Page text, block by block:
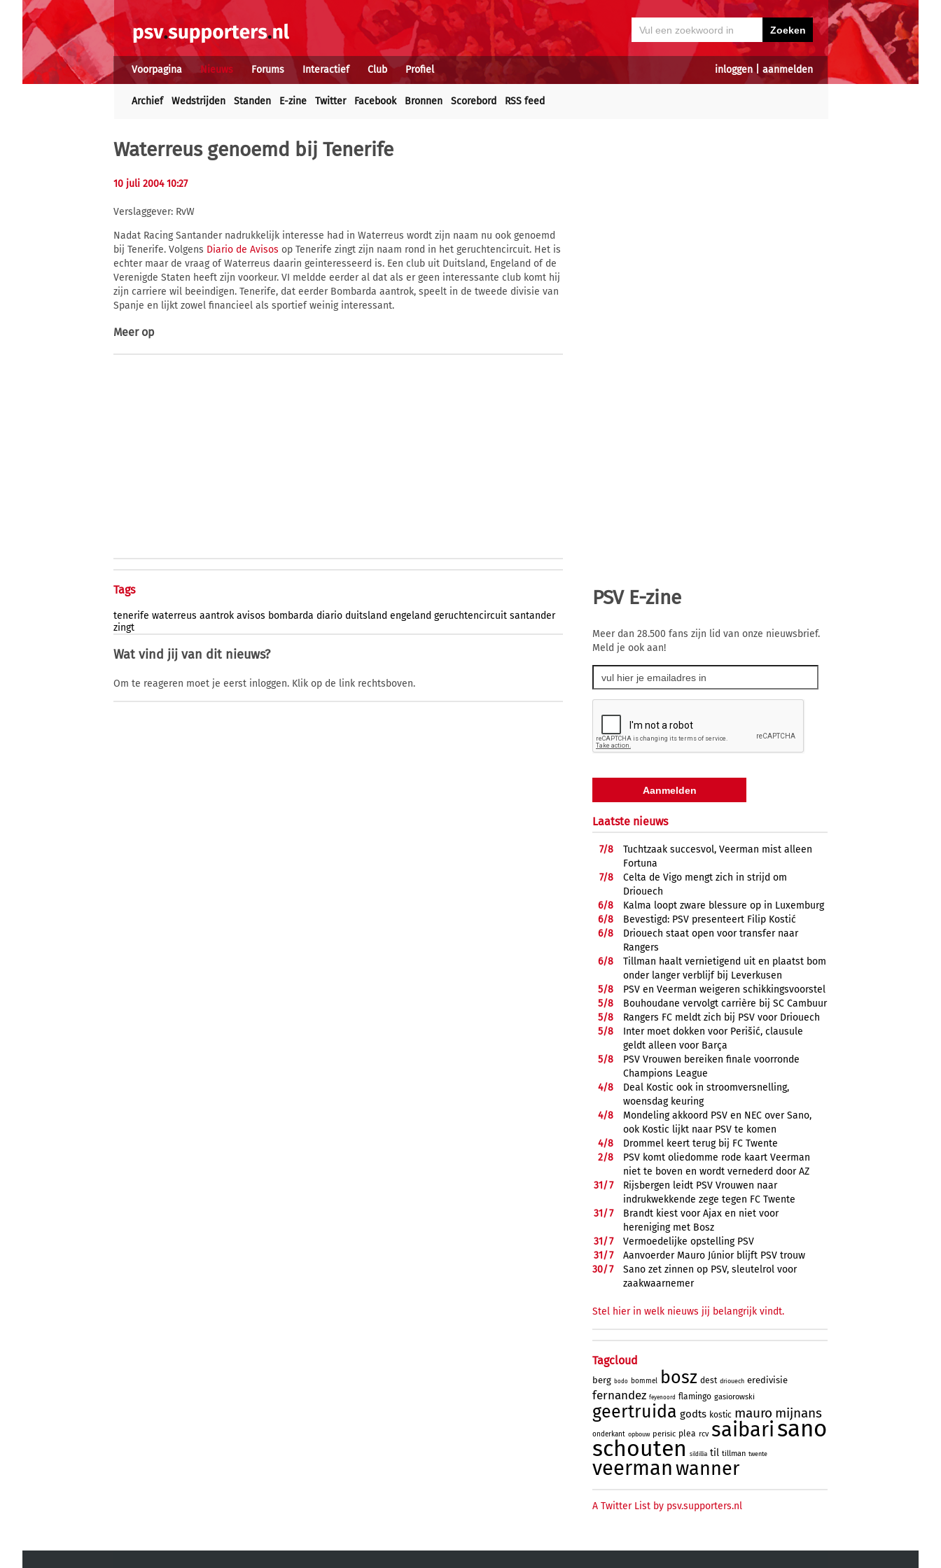
inloggen| aanmelden
Voorpagina Nieuws Forums Interactief Club Profiel
Archief Wedstrijden Standen E-zine Twitter Facebook Bronnen Scorebord RSS feed
Waterreus genoemd bij Tenerife
10 juli 2004 10:27
Verslaggever: RvW
Nadat Racing Santander nadrukkelijk interesse had in Waterreus wordt zijn naam nu ook genoemd
bij Tenerife. Volgens Diario de Avisos op Tenerife zingt zijn naam rond in het geruchtencircuit. Het is
echter maar de vraag of Waterreus daarin geinteresseerd is. Een club uit Duitsland, Engeland of de
Verenigde Staten heeft zijn voorkeur. VI meldde eerder al dat als er geen interessante club komt hij
zijn carriere wil beeindigen. Tenerife, dat eerder Bombarda aantrok, speelt in de tweede divisie van
Spanje en lijkt zowel financieel als sportief weinig interessant.
Meer op
Tags
tenerife waterreus aantrok avisos bombarda diario duitsland engeland geruchtencircuit santander
zingt
Wat vind jij van dit nieuws?
Om te reageren moet je eerst inloggen. Klik op de link rechtsboven.
PSV E-zine
Meer dan 28.500 fans zijn lid van onze nieuwsbrief.
Meld je ook aan!
Laatste nieuws
7/8
Tuchtzaak succesvol, Veerman mist alleen
Fortuna
7/8
Celta de Vigo mengt zich in strijd om
Driouech
6/8
Kalma loopt zware blessure op in Luxemburg
6/8
Bevestigd: PSV presenteert Filip Kostić
6/8
Driouech staat open voor transfer naar
Rangers
6/8
Tillman haalt vernietigend uit en plaatst bom
onder langer verblijf bij Leverkusen
5/8
PSV en Veerman weigeren schikkingsvoorstel
5/8
Bouhoudane vervolgt carrière bij SC Cambuur
5/8
Rangers FC meldt zich bij PSV voor Driouech
5/8
Inter moet dokken voor Perišić, clausule
geldt alleen voor Barça
5/8
PSV Vrouwen bereiken finale voorronde
Champions League
4/8
Deal Kostic ook in stroomversnelling,
woensdag keuring
4/8
Mondeling akkoord PSV en NEC over Sano,
ook Kostic lijkt naar PSV te komen
4/8
Drommel keert terug bij FC Twente
2/8
PSV komt oliedomme rode kaart Veerman
niet te boven en wordt vernederd door AZ
31/7
Rijsbergen leidt PSV Vrouwen naar
indrukwekkende zege tegen FC Twente
31/7
Brandt kiest voor Ajax en niet voor
hereniging met Bosz
31/7
Vermoedelijke opstelling PSV
31/7
Aanvoerder Mauro Júnior blijft PSV trouw
30/7
Sano zet zinnen op PSV, sleutelrol voor
zaakwaarnemer
Stel hier in welk nieuws jij belangrijk vindt.
Tagcloud
berg bodo bommel bosz dest driouech eredivisie
fernandez feyenoord flamingo gasiorowski
geertruida godts kostic mauro mijnans
onderkant opbouw perisic plea rcv saibari sano
schouten sildillia til tillman twente
veermanwanner
A Twitter List by psv.supporters.nl